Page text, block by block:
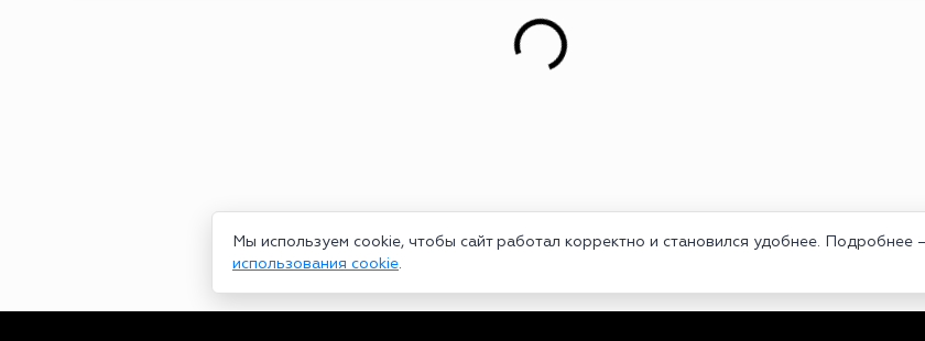
Мы используем cookie, чтобы сайт работал корректно и становился удобнее. Подробнее
использования cookie.